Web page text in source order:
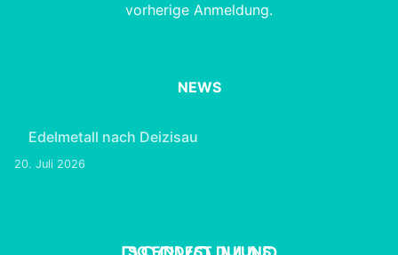
vorherige Anmeldung.
NEWS
Edelmetall nach Deizisau
20. Juli 2026
SO FINDEST DU UNS